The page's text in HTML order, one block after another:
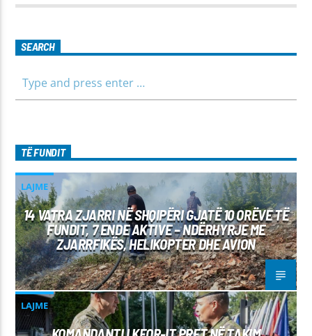
SEARCH
TË FUNDIT
LAJME
14 VATRA ZJARRI NË SHQIPËRI GJATË 10 ORËVE TË
FUNDIT, 7 ENDE AKTIVE – NDËRHYRJE ME
ZJARRFIKËS, HELIKOPTER DHE AVION
LAJME